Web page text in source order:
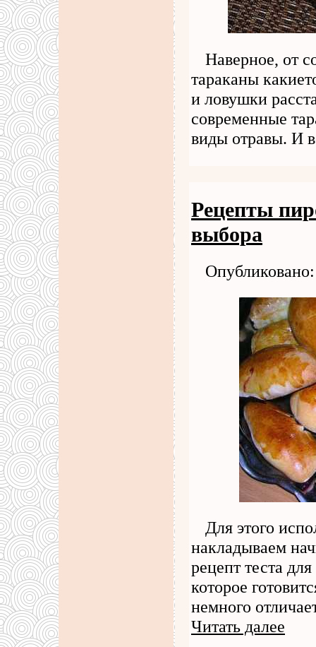
Наверное, от
тараканы
и ловушки
современные
виды отравы. И
Рецепты
выбора
Для этого
накладываем
рецепт теста
которое
немного
Читать далее